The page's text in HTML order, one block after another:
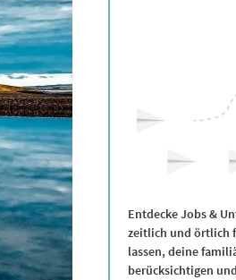
Entdecke Jobs &
zeitlich und örtlich
lassen, deine
berücksichtigen